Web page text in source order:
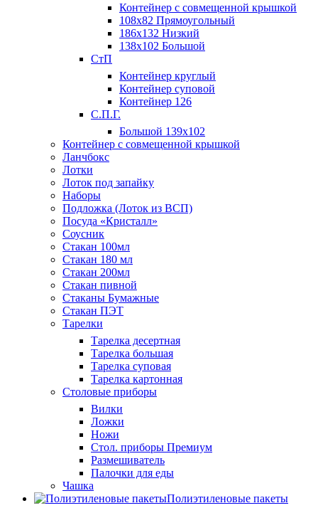
Контейнер с совмещенной крышкой
108х82 Прямоугольный
186х132 Низкий
138х102 Большой
СтП
Контейнер круглый
Контейнер суповой
Контейнер 126
С.П.Г.
Большой 139х102
Контейнер с совмещенной крышкой
Ланчбокс
Лотки
Лоток под запайку
Наборы
Подложка (Лоток из ВСП)
Посуда «Кристалл»
Соусник
Стакан 100мл
Стакан 180 мл
Стакан 200мл
Стакан пивной
Стаканы Бумажные
Стакан ПЭТ
Тарелки
Тарелка десертная
Тарелка большая
Тарелка суповая
Тарелка картонная
Столовые приборы
Вилки
Ложки
Ножи
Стол. приборы Премиум
Размешиватель
Палочки для еды
Чашка
Полиэтиленовые пакеты